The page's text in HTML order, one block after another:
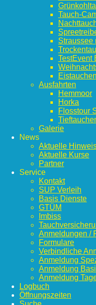
Tauch-
Straussee
TestEvent
Eistauchen
Ausfahrten
Hemmoor
Horka
Flosstour
Galerie
News
Aktuelle
Aktuelle Kurse
Partner
Service
Kontakt
SUP Verleih
Basis Dienste
GTÜM
Imbiss
Anmeldungen /
Formulare
Verbindliche
Anmeldung
Anmeldung
Anmeldung
Logbuch
Öffnungszeiten